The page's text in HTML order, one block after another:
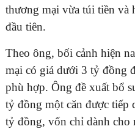
thương mại vừa túi tiền và
đầu tiên.
Theo ông, bối cảnh hiện
mại có giá dưới 3 tỷ đồng
phù hợp. Ông đề xuất bổ
tỷ đồng một căn được tiếp
tỷ đồng, vốn chỉ dành cho